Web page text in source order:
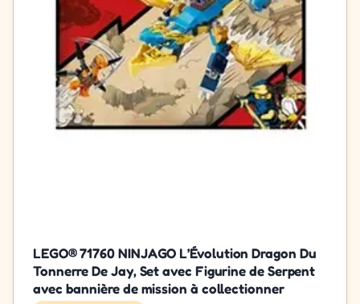
LEGO® 71760 NINJAGO L’Évolution Dragon Du
Tonnerre De Jay, Set avec Figurine de Serpent
avec bannière de mission à collectionner